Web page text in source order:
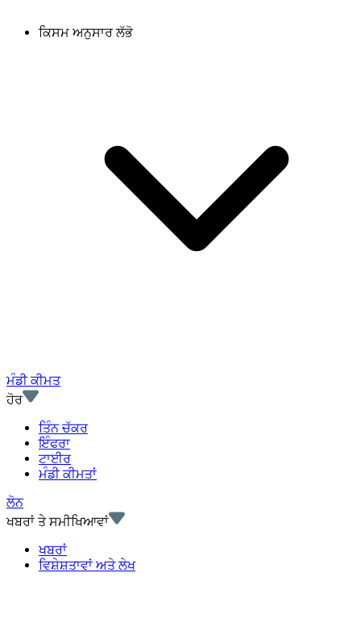
ਕਿਸਮ ਅਨੁਸਾਰ ਲੱਭੋ
ਮੰਡੀ ਕੀਮਤ
ਹੋਰ
ਤਿੰਨ ਚੱਕਰ
ਇੰਫਰਾ
ਟਾਈਰ
ਮੰਡੀ ਕੀਮਤਾਂ
ਲੋਨ
ਖਬਰਾਂ ਤੇ ਸਮੀਖਿਆਵਾਂ
ਖਬਰਾਂ
ਵਿਸ਼ੇਸ਼ਤਾਵਾਂ ਅਤੇ ਲੇਖ